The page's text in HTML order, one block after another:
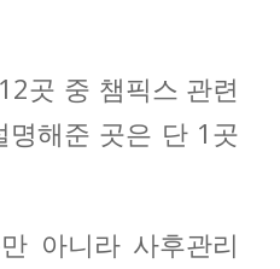
곳 중 챔픽스 관련
명해준 곳은 단 1곳
아니라 사후관리